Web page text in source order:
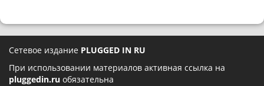
Сетевое издание PLUGGED IN RU
При использовании материалов активная ссылка на
pluggedin.ru обязательна